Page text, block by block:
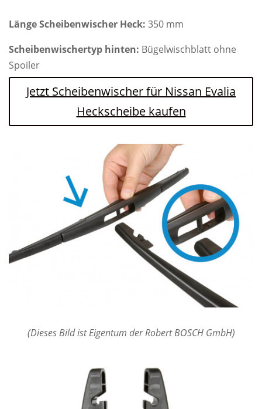
Länge Scheibenwischer Heck: 350 mm
Scheibenwischertyp hinten: Bügelwischblatt ohne
Spoiler
Jetzt Scheibenwischer für Nissan Evalia
Heckscheibe kaufen
(Dieses Bild ist Eigentum der Robert BOSCH GmbH)